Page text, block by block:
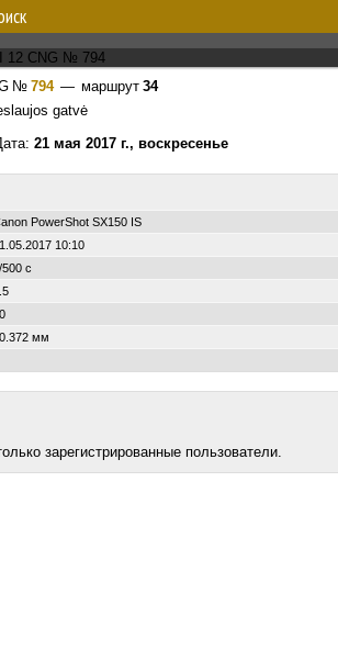
№ 794 — маршрут 34
gatvė
21 мая 2017 г., воскресенье
PowerShot SX150 IS
10:10
500 с
мм
зарегистрированные пользователи.